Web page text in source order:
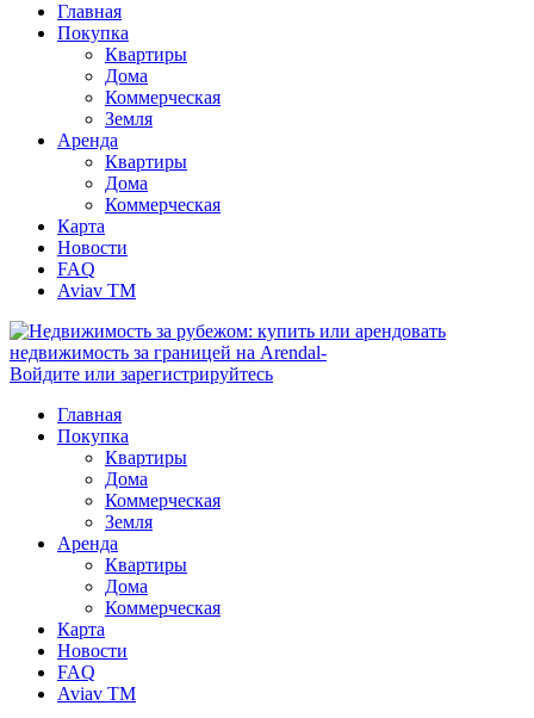
Главная
Покупка
Квартиры
Дома
Коммерческая
Земля
Аренда
Квартиры
Дома
Коммерческая
Карта
Новости
FAQ
Aviav TM
Войдите или зарегистрируйтесь
Главная
Покупка
Квартиры
Дома
Коммерческая
Земля
Аренда
Квартиры
Дома
Коммерческая
Карта
Новости
FAQ
Aviav TM